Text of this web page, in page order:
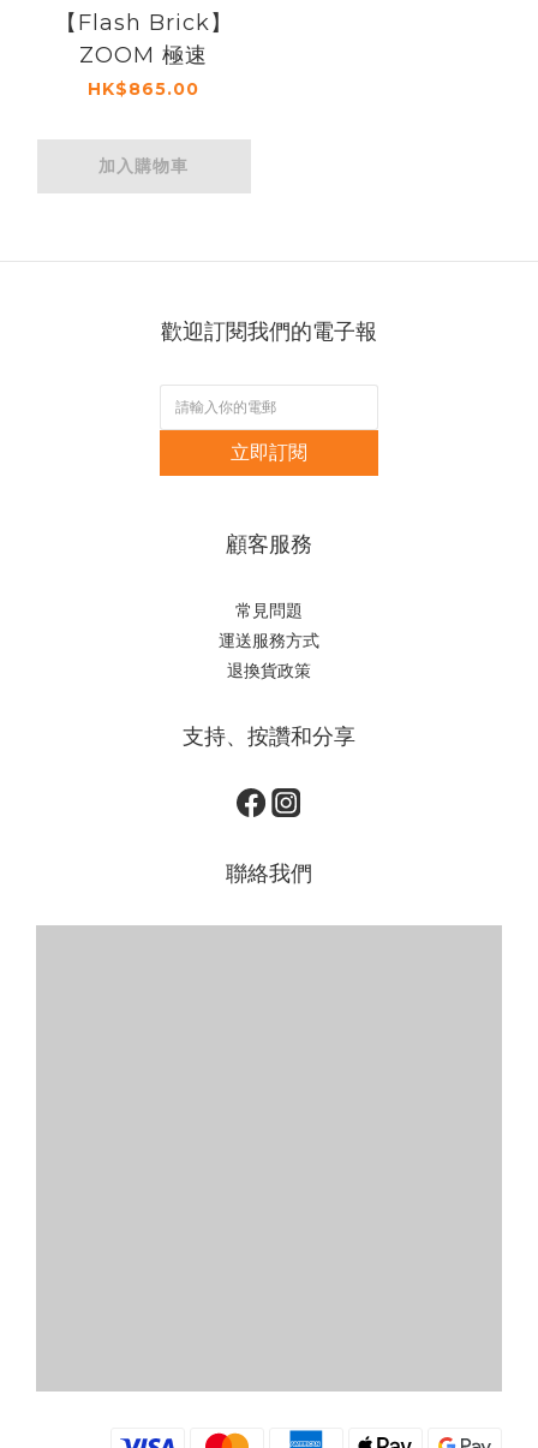
【Flash Brick】
ZOOM 極速
HK$865.00
加入購物車
歡迎訂閱我們的電子報
立即訂閱
顧客服務
常見問題
運送服務方式
退換貨政策
支持、按讚和分享
聯絡我們